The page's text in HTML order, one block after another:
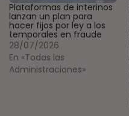
Plataformas de interinos
lanzan un plan para
hacer fijos por ley a los
temporales en fraude
28/07/2026
En «Todas las
Administraciones»